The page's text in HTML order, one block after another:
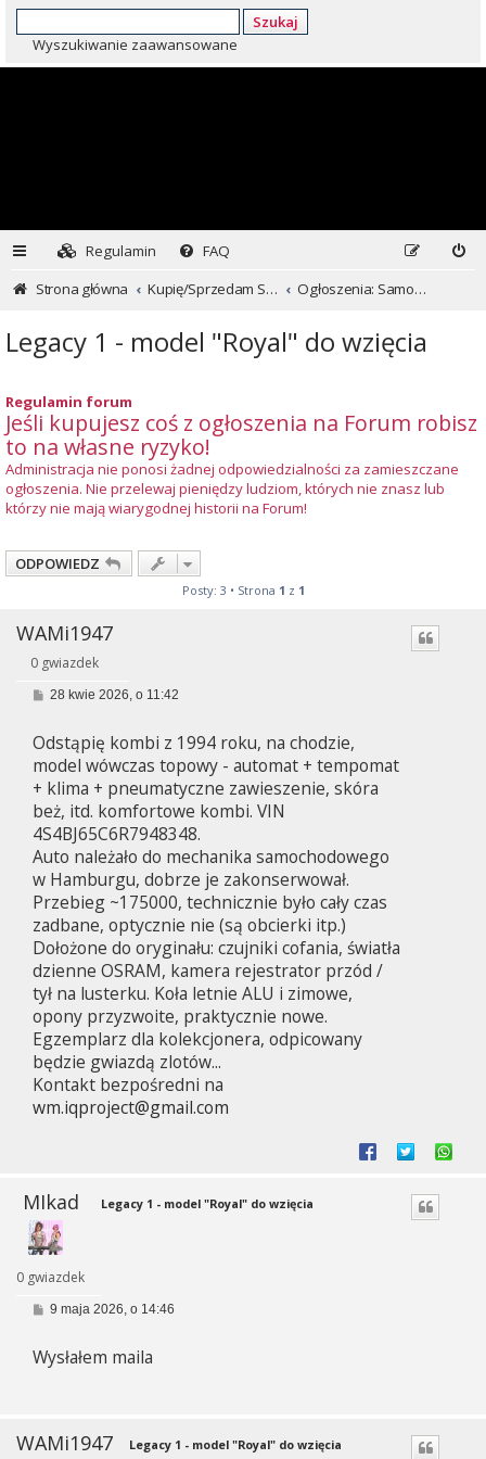
Szukaj
Wyszukiwanie zaawansowane
Regulamin
FAQ
Strona główna
Kupię/Sprzedam Subaru i nie tylko... Ogłoszenia: Samochody
Legacy 1 - model "Royal" do wzięcia
Regulamin forum
Jeśli kupujesz coś z ogłoszenia na Forum robisz
to na własne ryzyko!
Administracja nie ponosi żadnej odpowiedzialności za zamieszczane
ogłoszenia. Nie przelewaj pieniędzy ludziom, których nie znasz lub
którzy nie mają wiarygodnej historii na Forum!
ODPOWIEDZ
Posty: 3 • Strona 1 z 1
WAMi1947
0 gwiazdek
P
t
28 kwie 2026, o 11:42
Odstąpię kombi z 1994 roku, na chodzie,
model wówczas topowy - automat + tempomat
+ klima + pneumatyczne zawieszenie, skóra
beż, itd. komfortowe kombi. VIN
4S4BJ65C6R7948348.
Auto należało do mechanika samochodowego
w Hamburgu, dobrze je zakonserwował.
Przebieg ~175000, technicznie było cały czas
zadbane, optycznie nie (są obcierki itp.)
Dołożone do oryginału: czujniki cofania, światła
dzienne OSRAM, kamera rejestrator przód /
tył na lusterku. Koła letnie ALU i zimowe,
opony przyzwoite, praktycznie nowe.
Egzemplarz dla kolekcjonera, odpicowany
będzie gwiazdą zlotów...
Kontakt bezpośredni na
wm.iqproject@gmail.com
MIkad
0 gwiazdek
Legacy 1 - model "Royal" do wzięcia
P
t
9 maja 2026, o 14:46
Wysłałem maila
WAMi1947 Legacy 1 - model "Royal" do wzięcia